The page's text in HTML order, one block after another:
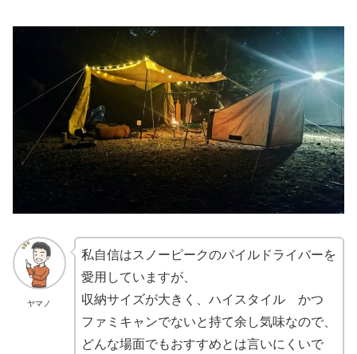
ヤマノ
私自信はスノーピークのパイルドライバーを
愛用していますが、
収納サイズが大きく、ハイスタイル かつ
ファミキャンでないと持て余し気味なので、
どんな場面でもおすすめとは言いにくいで